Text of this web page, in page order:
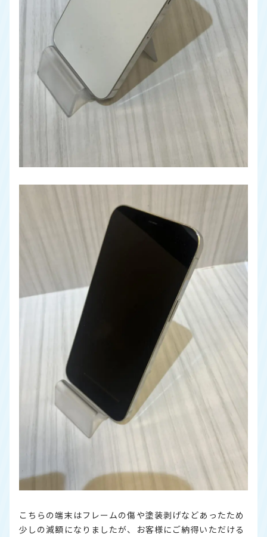
こちらの端末はフレームの傷や塗装剥げなどあったため
少しの減額になりましたが、お客様にご納得いただける